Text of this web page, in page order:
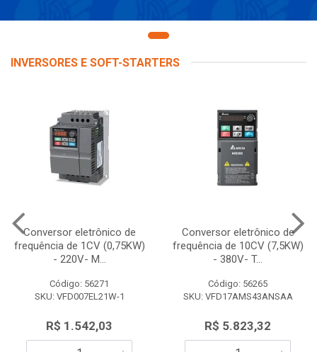
INVERSORES E SOFT-STARTERS
Conversor eletrônico de
frequência de 1CV (0,75KW)
- 220V- M...
Código: 56271
SKU: VFD007EL21W-1
R$ 1.542,03
Conversor eletrônico de
frequência de 10CV (7,5KW)
- 380V- T...
Código: 56265
SKU: VFD17AMS43ANSAA
R$ 5.823,32